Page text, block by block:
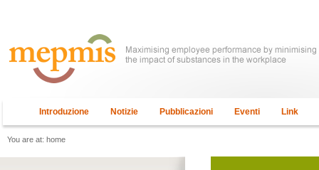
Introduzione Notizie Pubblicazioni Eventi Link
You are at: home